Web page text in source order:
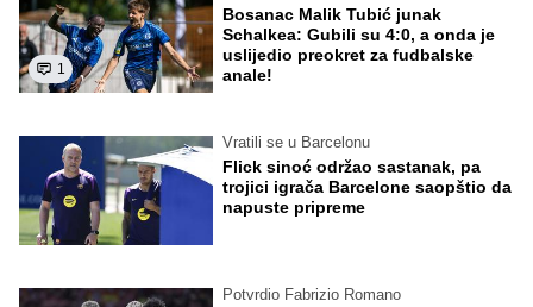
1
Bosanac Malik Tubić junak
Schalkea: Gubili su 4:0, a onda je
uslijedio preokret za fudbalske
anale!
Vratili se u Barcelonu
Flick sinoć održao sastanak, pa
trojici igrača Barcelone saopštio da
napuste pripreme
Potvrdio Fabrizio Romano